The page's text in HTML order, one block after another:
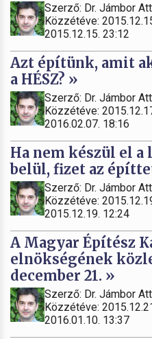
Szerző: Dr. Jámbor
Közzétéve:
2015.12.15. 23:12
Azt építünk, amit
a HÉSZ? »
Szerző: Dr. Jámbor
Közzétéve:
2016.02.07. 18:16
Ha nem készül el a
belül, fizet az
Szerző: Dr. Jámbor
Közzétéve:
2015.12.19. 12:24
A Magyar Építész
elnökségének
december 21. »
Szerző: Dr. Jámbor
Közzétéve:
2016.01.10. 13:37